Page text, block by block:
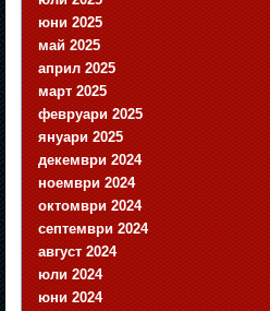
юни 2025
май 2025
април 2025
март 2025
февруари 2025
януари 2025
декември 2024
ноември 2024
октомври 2024
септември 2024
август 2024
юли 2024
юни 2024